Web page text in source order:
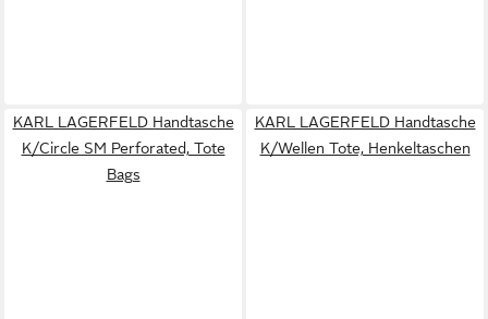
KARL LAGERFELD Handtasche
K/Circle SM Perforated, Tote
Bags
KARL LAGERFELD Handtasche
K/Wellen Tote, Henkeltaschen